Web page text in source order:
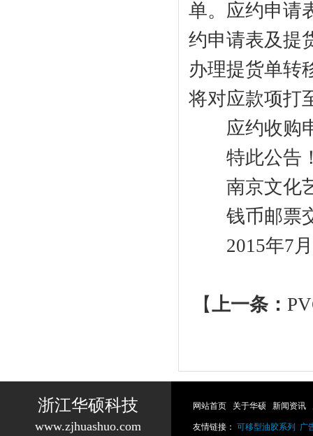
单。应约申请
约申请表及提
办理提货单转
将对应款项打
应约收购
特此公告
南京文化艺
钱币邮票
2015年7月
【上一条：
浙江华硕科技
www.zjhuashuo.com
网站首页 关于华硕 新闻资讯
友情链接： 可移型油胶系列 广